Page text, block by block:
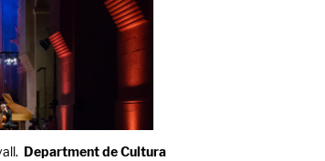
Department de Cultura